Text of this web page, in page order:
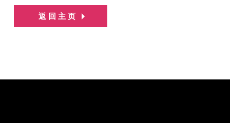
返回主页